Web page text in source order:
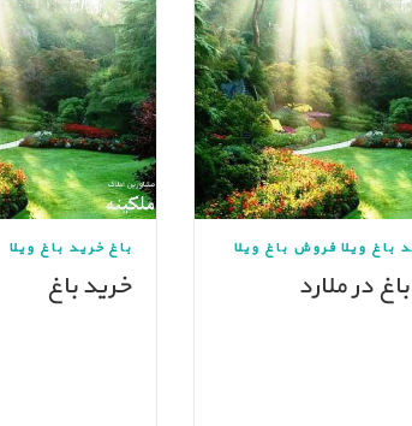
باغ ویلا فروش باغ ویلا
در ملارد
باغ خرید باغ ویلا
خرید باغ